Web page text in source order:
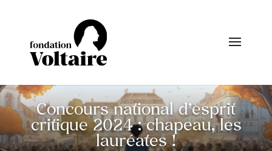
Concours national d’esprit
critique 2024 : chapeau, les
lauréates !